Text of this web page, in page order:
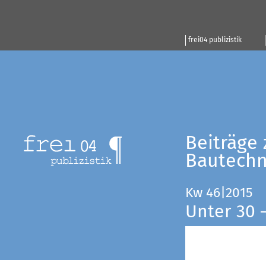
frei04 publizistik
Beiträge
Kw 46|2015
Unter 30